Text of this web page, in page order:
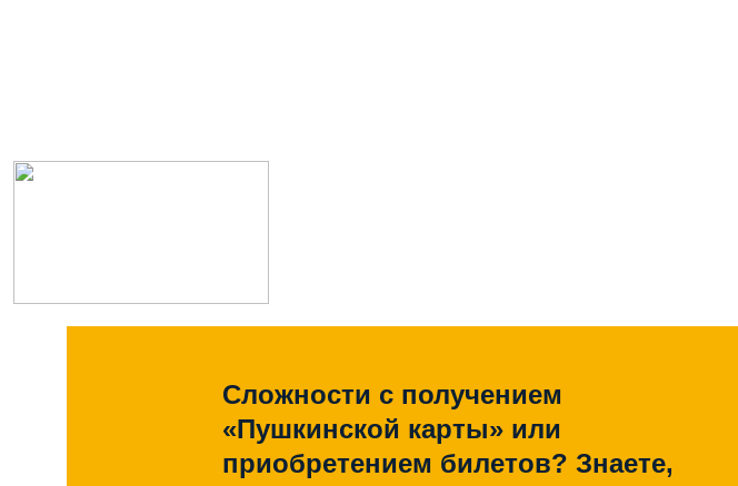
Сложности с получением
«Пушкинской карты» или
приобретением билетов? Знаете,